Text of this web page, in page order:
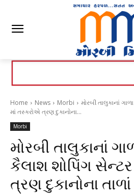
Home News Morbi
મોરબી તાલુકાનાં
માં તસ્કરોએ ત્રણ દુકાનોના...
Morbi
મોરબી તાલુકાનાં
કૈલાશ શોપિંગ
ત્રણ દુકાનોના તાળાં